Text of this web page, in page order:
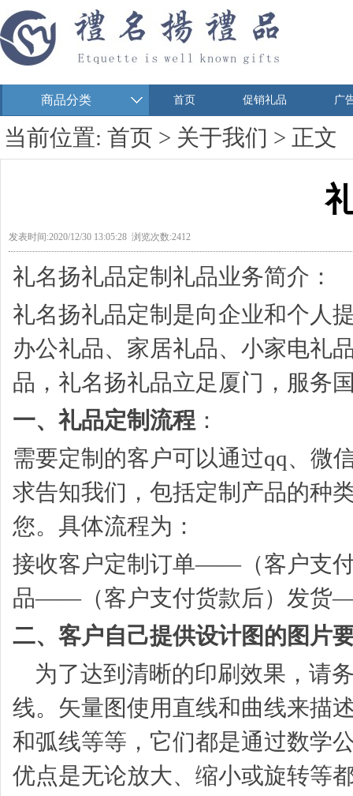
首页 促销礼品 广
商品分类
当前位置: 首页 > 关于我们 > 正文
发表时间:2020/12/30 13:05:28 浏览次数:2412
礼名扬礼品定制礼品业务简介：
礼名扬礼品定制是向企业和个人
办公礼品、家居礼品、 小家电礼
品，礼名扬礼品立足厦门，服务
一、礼品定制流程 ：
需要定制的客户可以通过qq、微
求告知我们，包括定制产品的种
您。具体流程为：
接收客户定制订单——（客户支
品——（客户支付货款后）发货
二、客户自己提供设计图的图片
为了达到清晰的印刷效果，请
线。矢量图使用直线和曲线来描
和弧线等等，它们都是通过数学
优点是无论放大、缩小或旋转等